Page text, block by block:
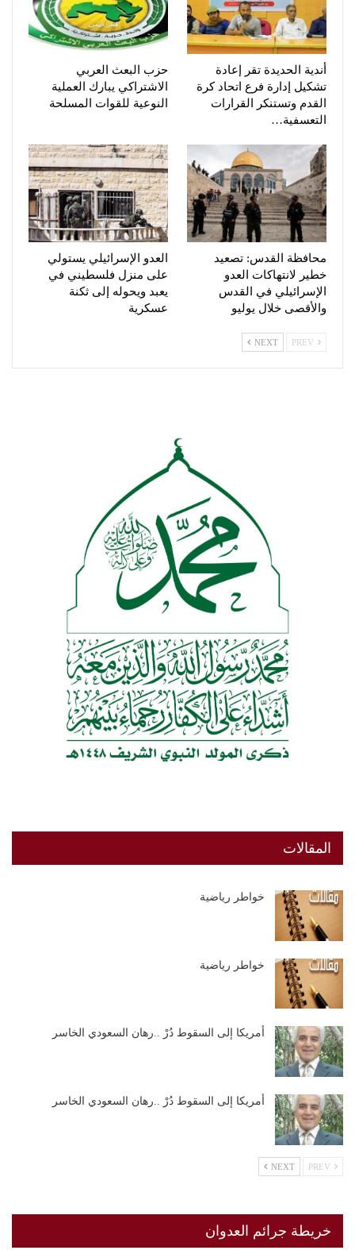
أندية الحديدة تقر إعادة
تشكيل إدارة فرع اتحاد كرة
القدم وتستنكر القرارات
التعسفية…
حزب البعث العربي
الاشتراكي يبارك العملية
النوعية للقوات المسلحة
محافظة القدس: تصعيد
خطير لانتهاكات العدو
الإسرائيلي في القدس
والأقصى خلال يوليو
العدو الإسرائيلي يستولي
على منزل فلسطيني في
يعبد ويحوله إلى ثكنة
عسكرية
NEXT
المقالات
خواطر رياضية
خواطر رياضية
أمريكا إلى السقوط دُرْ ..رهان السعودي الخاسر
أمريكا إلى السقوط دُرْ ..رهان السعودي الخاسر
NEXT
خريطة جرائم العدوان